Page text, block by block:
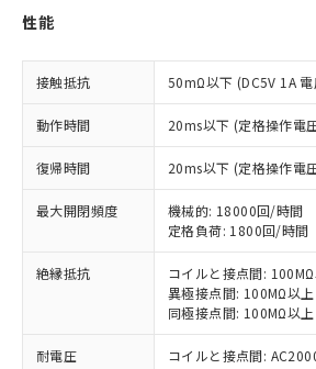
性能
接触抵抗 50mΩ以下 (DC5V 1A 電
動作時間 20ms以下 (定格操作電
復帰時間 20ms以下 (定格操作電
最大開閉頻度
機械的: 18000回/時間
定格負荷: 1800回/時間
絶縁抵抗
コイルと接点間:
異極接点間: 100MΩ以
同極接点間: 100MΩ以
耐電圧
コイルと接点間:
ご利用条件
以下の条件をお読みいただき
ご利用ください。
本サービスは、当社制御
商品の当社在庫状況およ
(税抜)を提供させていた
当社制御機器事業取扱商
本サービスの対象外とな
す。
対応予定：EU RoHS指令（10
有に対応した製品に切り替え
商品です。
対応予定なし：EU RoHS指令
非含有に非対応の商品で、対
定はありません。
調査・確認中：EU RoHS指令（
非含有の対応状況を調査中ま
商品です。
非該当品：ライセンス料など
害物質有無と関係のない商品
仕入先様の事情により、非含
いたものが、含有品と判明した
※1 中国RoHS○×表
「○」：最大均質材料含有率
基準値以下であることを示し
「×」：最大均質材料含有率
基準値を超えていることを示